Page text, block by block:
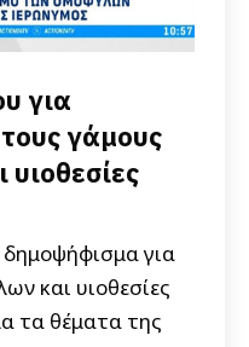
για
γάμους
για
και υιοθεσίες
τα θέματα της